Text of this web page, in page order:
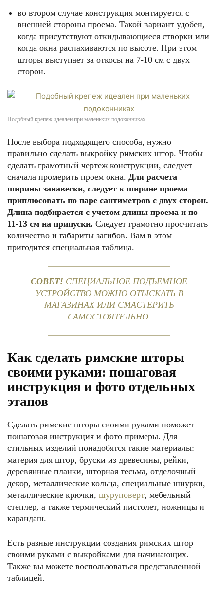
во втором случае конструкция монтируется с
внешней стороны проема. Такой вариант удобен,
когда присутствуют откидывающиеся створки или
когда окна распахиваются по высоте. При этом
шторы выступает за откосы на 7-10 см с двух
сторон.
Подобный крепеж идеален при маленьких подоконниках
После выбора подходящего способа, нужно
правильно сделать выкройку римских штор. Чтобы
сделать грамотный чертеж конструкции, следует
сначала промерить проем окна. Для расчета
ширины занавески, следует к ширине проема
приплюсовать по паре сантиметров с двух сторон.
Длина подбирается с учетом длины проема и по
11-13 см на припуски. Следует грамотно просчитать
количество и габариты загибов. Вам в этом
пригодится специальная таблица.
СОВЕТ! СПЕЦИАЛЬНОЕ ПОДЪЕМНОЕ
УСТРОЙСТВО МОЖНО ОТЫСКАТЬ В
МАГАЗИНАХ ИЛИ СМАСТЕРИТЬ
САМОСТОЯТЕЛЬНО.
Как сделать римские шторы
своими руками: пошаговая
инструкция и фото отдельных
этапов
Сделать римские шторы своими руками поможет
пошаговая инструкция и фото примеры. Для
стильных изделий понадобятся такие материалы:
материя для штор, бруски из древесины, рейки,
деревянные планки, шторная тесьма, отделочный
декор, металлические кольца, специальные шнурки,
металлические крючки, шуруповерт, мебельный
степлер, а также термический пистолет, ножницы и
карандаш.
Есть разные инструкции создания римских штор
своими руками с выкройками для начинающих.
Также вы можете воспользоваться представленной
таблицей.